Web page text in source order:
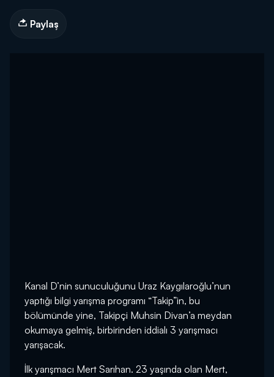
Paylaş
Kanal D’nin sunuculuğunu Uraz Kaygılaroğlu’nun
yaptığı bilgi yarışma programı “Takip”in, bu
bölümünde yine, Takipçi Muhsin Divan’a meydan
okumaya gelmiş, birbirinden iddialı 3 yarışmacı
yarışacak.
İlk yarışmacı Mert Sarıhan. 23 yaşında olan Mert,